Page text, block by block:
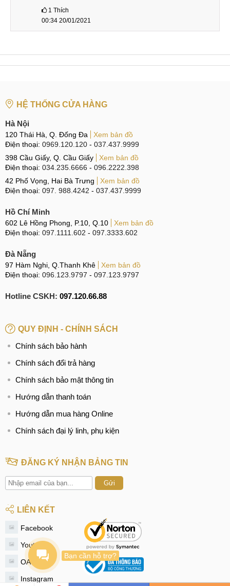
1 Thích
00:34 20/01/2021
HỆ THỐNG CỬA HÀNG
Hà Nội
120 Thái Hà, Q. Đống Đa
Xem bản đồ
Điện thoại: 0969.120.120 - 037.437.9999
398 Cầu Giấy, Q. Cầu Giấy
Xem bản đồ
Điện thoại: 034.235.6666 - 096.2222.398
42 Phố Vọng, Hai Bà Trưng
Xem bản đồ
Điện thoại: 097. 988.4242 - 037.437.9999
Hồ Chí Minh
602 Lê Hồng Phong, P.10, Q.10
Xem bản đồ
Điện thoại: 097.1111.602 - 097.3333.602
Đà Nẵng
97 Hàm Nghi, Q.Thanh Khê
Xem bản đồ
Điện thoại: 096.123.9797 - 097.123.9797
Hotline CSKH: 097.120.66.88
QUY ĐỊNH - CHÍNH SÁCH
Chính sách bảo hành
Chính sách đổi trả hàng
Chính sách bảo mật thông tin
Hướng dẫn thanh toán
Hướng dẫn mua hàng Online
Chính sách đại lý linh, phụ kiện
ĐĂNG KÝ NHẬN BẢNG TIN
Gửi
LIÊN KẾT
Facebook
Youtube
OA Zalo
Instagram
Bạn cần hỗ trợ?